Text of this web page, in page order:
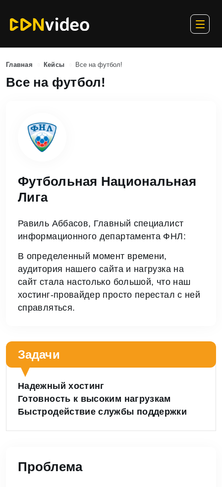
Главная Кейсы Все на футбол!
Все на футбол!
Футбольная Национальная
Лига
Равиль Аббасов, Главный специалист
информационного департамента ФНЛ:
В определенный момент времени,
аудитория нашего сайта и нагрузка на
сайт стала настолько большой, что наш
хостинг-провайдер просто перестал с ней
справляться.
Надежный хостинг
Готовность к высоким нагрузкам
Быстродействие службы поддержки
Задачи
Проблема